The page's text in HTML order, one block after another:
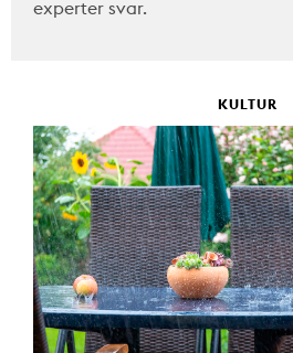
experter svar.
KULTUR